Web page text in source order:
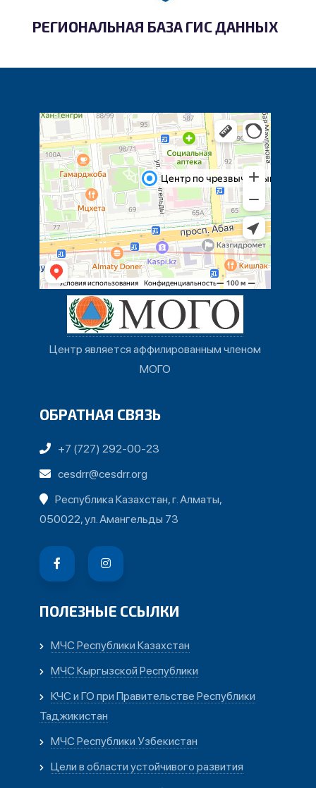
РЕГИОНАЛЬНАЯ БАЗА ГИС ДАННЫХ
Центр является аффилированным членом
МОГО
ОБРАТНАЯ СВЯЗЬ
+7 (727) 292-00-23
cesdrr@cesdrr.org
Республика Казахстан, г. Алматы,
050022, ул. Амангельды 73
ПОЛЕЗНЫЕ ССЫЛКИ
МЧС Республики Казахстан
МЧС Кыргызской Республики
КЧС и ГО при Правительстве Республики
Таджикистан
МЧС Республики Узбекистан
Цели в области устойчивого развития